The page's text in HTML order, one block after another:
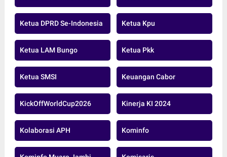
Ketua DPRD Se-Indonesia Ketua Kpu
Ketua LAM Bungo Ketua Pkk
Ketua SMSI Keuangan Cabor
KickOffWorldCup2026 Kinerja KI 2024
Kolaborasi APH Kominfo